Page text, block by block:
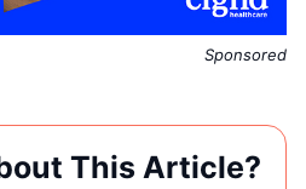
Sponsored
This Article?